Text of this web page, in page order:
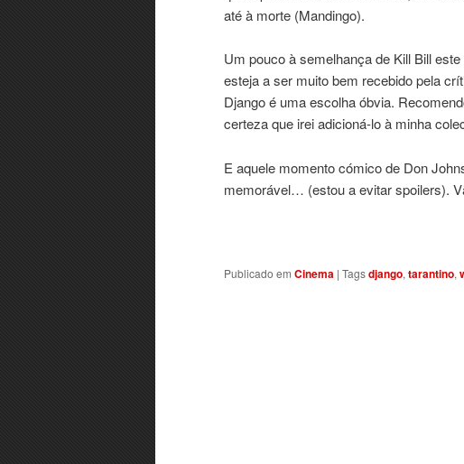
até à morte (Mandingo).
Um pouco à semelhança de Kill Bill
esteja a ser muito bem recebido pela
Django é uma escolha óbvia.
certeza que irei adicioná-lo à minha
E aquele momento cómico de Don
memorável… (estou a evitar spoilers).
Publicado em Cinema | Tagsdjango,tarantino,